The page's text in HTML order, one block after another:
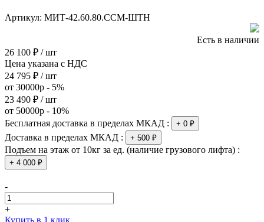
Артикул: МИТ-42.60.80.ССМ-ШТН
Есть в наличии
26 100 ₽ / шт
Цена указана с НДС
24 795 ₽ / шт
от 30000р - 5%
23 490 ₽ / шт
от 50000р - 10%
Бесплатная доставка в пределах МКАД :
+ 0 ₽
Доставка в пределах МКАД : + 500 ₽
Подъем на этаж от 10кг за ед. (наличие грузового лифта) :
+ 4 000 ₽
-
+
Купить в 1 клик